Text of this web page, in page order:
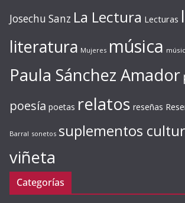
Josechu Sanz La Lectura Lecturas
literatura Mujeres música
Paula Sánchez Amador
poesía poetas relatos reseñas
Barral sonetos suplementos
viñeta
Categorías